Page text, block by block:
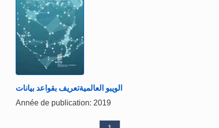
الويبو العالميةتعريف بقواعد بيانات
Année de publication: 2019